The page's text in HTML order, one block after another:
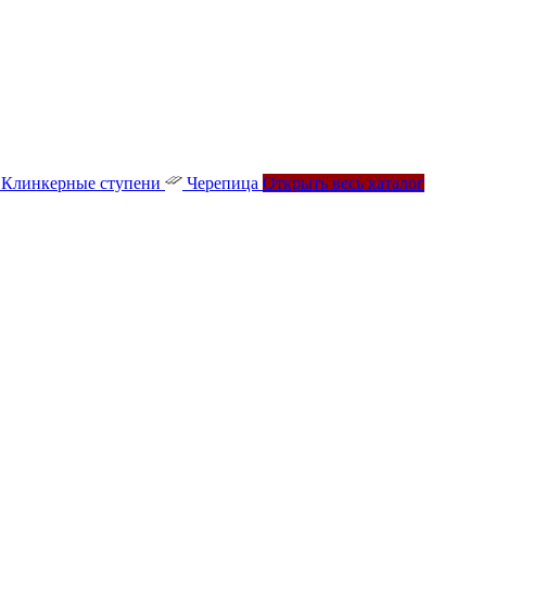
Клинкерные ступени Черепица Открыть весь каталог